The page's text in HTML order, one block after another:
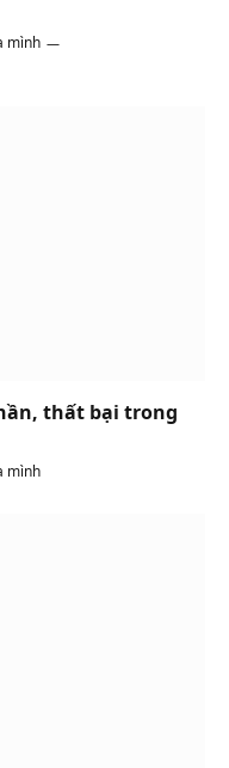
mình
thất bại trong
mình